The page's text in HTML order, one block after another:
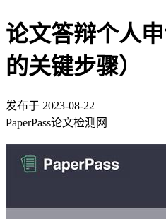
论文答辩个人
的关键步骤）
发布于 2023-08-22
PaperPass论文检测网